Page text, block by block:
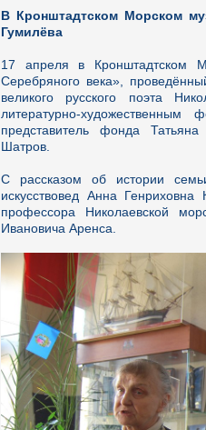
В Кронштадтском Морском
Гумилёва
17 апреля в Кронштадтском
Серебряного века»,
великого русского поэта
литературно-
представитель фонда
Шатров.
С рассказом об истории
искусствовед Анна
профессора Николаевской
Ивановича Аренса.